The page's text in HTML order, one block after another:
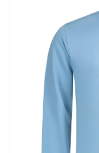
meerdere
variaties.
gekozen
worden